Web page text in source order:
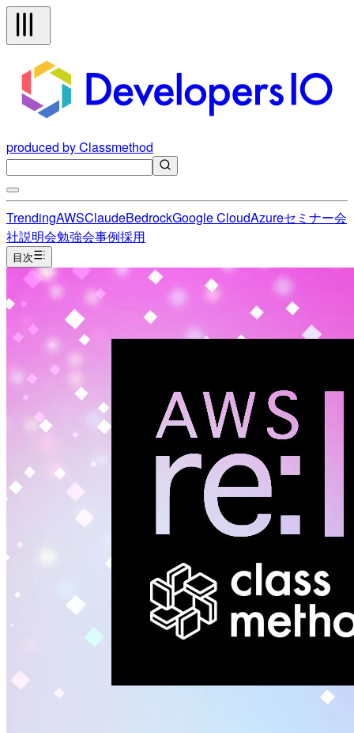
produced by Classmethod
TrendingAWSClaudeBedrockGoogle CloudAzureセミナー会
社説明会勉強会事例採用
目次